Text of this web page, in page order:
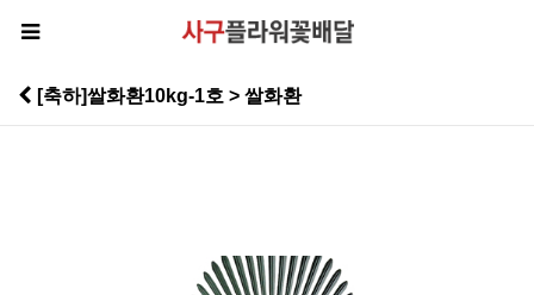
[축하]쌀화환10kg-1호 > 쌀화환